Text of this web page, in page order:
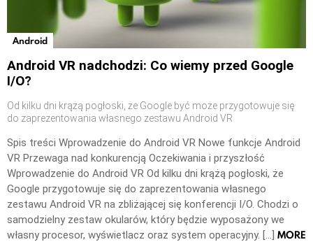
Android
Android VR nadchodzi: Co wiemy przed Google
I/O?
Od kilku dni krążą pogłoski, że Google być może przygotowuje się
do zaprezentowania własnego zestawu Android VR
Spis treści Wprowadzenie do Android VR Nowe funkcje Android
VR Przewaga nad konkurencją Oczekiwania i przyszłość
Wprowadzenie do Android VR Od kilku dni krążą pogłoski, że
Google przygotowuje się do zaprezentowania własnego
zestawu Android VR na zbliżającej się konferencji I/O. Chodzi o
samodzielny zestaw okularów, który będzie wyposażony we
własny procesor, wyświetlacz oraz system operacyjny. […] MORE